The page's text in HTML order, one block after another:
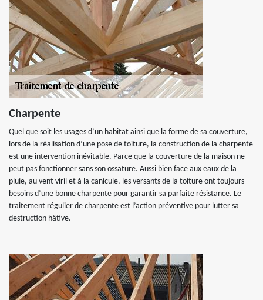
Charpente
Quel que soit les usages d’un habitat ainsi que la forme de sa couverture,
lors de la réalisation d’une pose de toiture, la construction de la charpente
est une intervention inévitable. Parce que la couverture de la maison ne
peut pas fonctionner sans son ossature. Aussi bien face aux eaux de la
pluie, au vent viril et à la canicule, les versants de la toiture ont toujours
besoins d’une bonne charpente pour garantir sa parfaite résistance. Le
traitement régulier de charpente est l’action préventive pour lutter sa
destruction hâtive.